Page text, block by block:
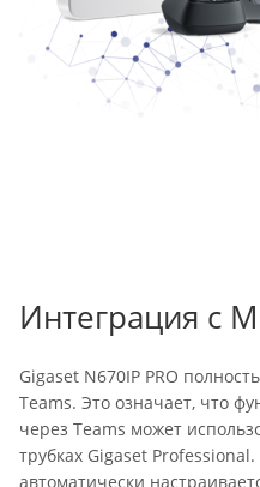
Интеграция с
Gigaset N670IP PRO
Teams. Это означает, что
через Teams может
трубках Gigaset
автоматически